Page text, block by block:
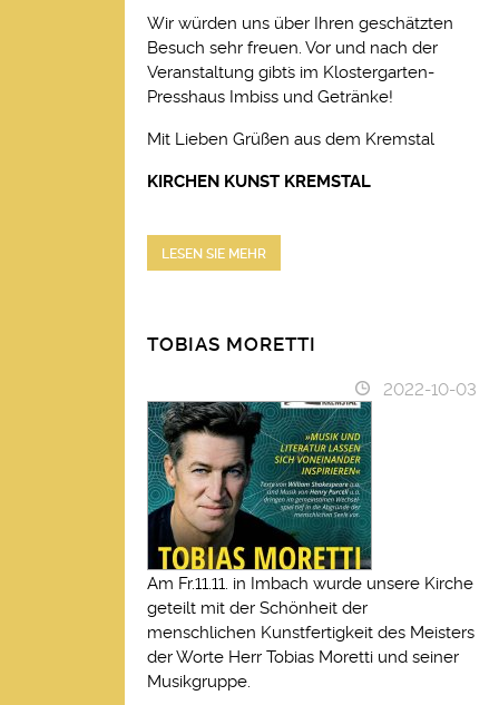
Wir würden uns über Ihren geschätzten
Besuch sehr freuen. Vor und nach der
Veranstaltung gibt´s im Klostergarten-
Presshaus Imbiss und Getränke!
Mit Lieben Grüßen aus dem Kremstal
KIRCHEN KUNST KREMSTAL
LESEN SIE MEHR
TOBIAS MORETTI
2022-10-03
Am Fr.11.11. in Imbach wurde unsere Kirche
geteilt mit der Schönheit der
menschlichen Kunstfertigkeit des Meisters
der Worte Herr Tobias Moretti und seiner
Musikgruppe.